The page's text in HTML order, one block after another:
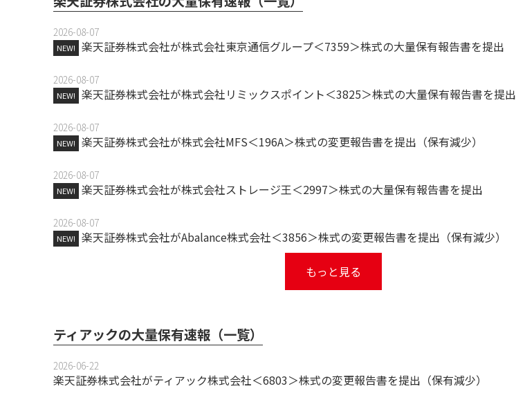
2026-08-07
NEW! 楽天証券株式会社が株式会社東京通信グループ＜7359＞株式の大量保有報告書を提出
2026-08-07
NEW! 楽天証券株式会社が株式会社リミックスポイント＜3825＞株式の大量保有報告書を提出
2026-08-07
NEW! 楽天証券株式会社が株式会社MFS＜196A＞株式の変更報告書を提出（保有減少）
2026-08-07
NEW! 楽天証券株式会社が株式会社ストレージ王＜2997＞株式の大量保有報告書を提出
2026-08-07
NEW! 楽天証券株式会社がAbalance株式会社＜3856＞株式の変更報告書を提出（保有減少）
もっと見る
ティアックの大量保有速報（一覧）
2026-06-22
楽天証券株式会社がティアック株式会社＜6803＞株式の変更報告書を提出（保有減少）